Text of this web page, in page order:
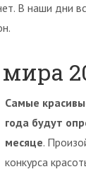
В наши дни
Самые
года будут
месяце.
конкурса